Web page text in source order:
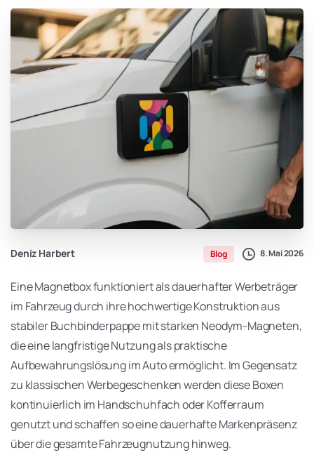
Deniz Harbert Blog 8. Mai 2026
Eine Magnetbox funktioniert als dauerhafter Werbeträger
im Fahrzeug durch ihre hochwertige Konstruktion aus
stabiler Buchbinderpappe mit starken Neodym-Magneten,
die eine langfristige Nutzung als praktische
Aufbewahrungslösung im Auto ermöglicht. Im Gegensatz
zu klassischen Werbegeschenken werden diese Boxen
kontinuierlich im Handschuhfach oder Kofferraum
genutzt und schaffen so eine dauerhafte Markenpräsenz
über die gesamte Fahrzeugnutzung hinweg.